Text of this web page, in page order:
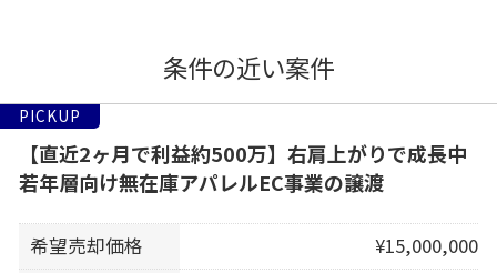
条件の近い案件
PICKUP
【直近2ヶ月で利益約500万】右肩上がりで成長中
若年層向け無在庫アパレルEC事業の譲渡
希望売却価格
¥15,000,000